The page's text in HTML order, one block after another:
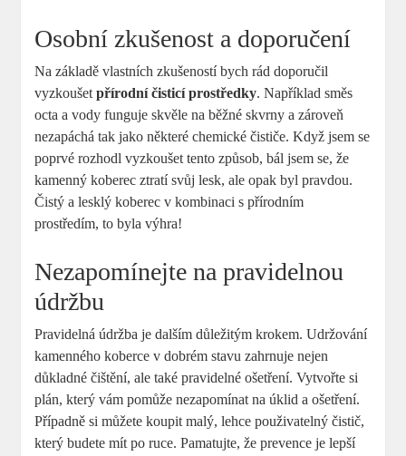
Osobní zkušenost a doporučení
Na základě vlastních zkušeností bych rád doporučil
vyzkoušetpřírodní čisticí prostředky. Například směs
octa a vody funguje skvěle na běžné skvrny a zároveň
nezapáchá tak jako některé chemické čističe. Když jsem se
poprvé rozhodl vyzkoušet tento způsob, bál jsem se, že
kamenný koberec ztratí svůj lesk, ale opak byl pravdou.
Čistý a lesklý koberec v kombinaci s přírodním
prostředím, to byla výhra!
Nezapomínejte na pravidelnou
údržbu
Pravidelná údržba je dalším důležitým krokem. Udržování
kamenného koberce v dobrém stavu zahrnuje nejen
důkladné čištění, ale také pravidelné ošetření. Vytvořte si
plán, který vám pomůže nezapomínat na úklid a ošetření.
Případně si můžete koupit malý, lehce použivatelný čistič,
který budete mít po ruce. Pamatujte, že prevence je lepší